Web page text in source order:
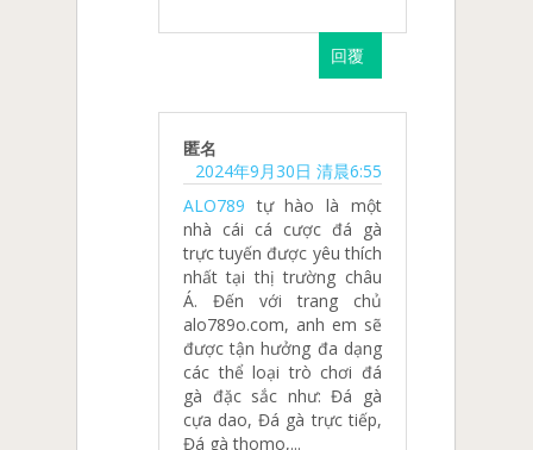
回覆
匿名
2024年9月30日 清晨6:55
ALO789 tự hào là một
nhà cái cá cược đá gà
trực tuyến được yêu thích
nhất tại thị trường châu
Á. Đến với trang chủ
alo789o.com, anh em sẽ
được tận hưởng đa dạng
các thể loại trò chơi đá
gà đặc sắc như: Đá gà
cựa dao, Đá gà trực tiếp,
Đá gà thomo,...